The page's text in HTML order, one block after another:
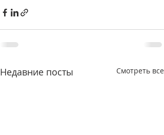
Недавние посты Смотреть все